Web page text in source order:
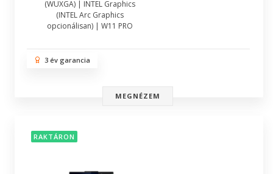
(WUXGA) | INTEL Graphics
(INTEL Arc Graphics
opcionálisan) | W11 PRO
3 év garancia
MEGNÉZEM
RAKTÁRON